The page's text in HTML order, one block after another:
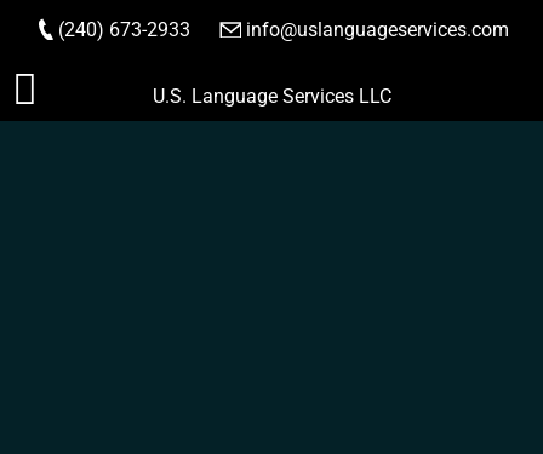
Saltar
(240) 673-2933 info@uslanguageservices.com
HACER PEDIDO
U.S. Language Services LLC